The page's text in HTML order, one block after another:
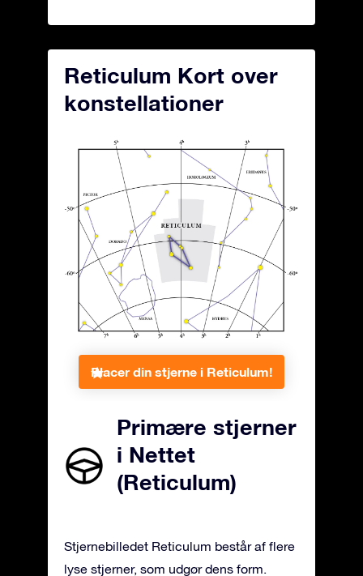
Reticulum Kort over
konstellationer
Placer din stjerne i Reticulum!
Primære stjerner
i Nettet
(Reticulum)
Stjernebilledet Reticulum består af flere
lyse stjerner, som udgør dens form.